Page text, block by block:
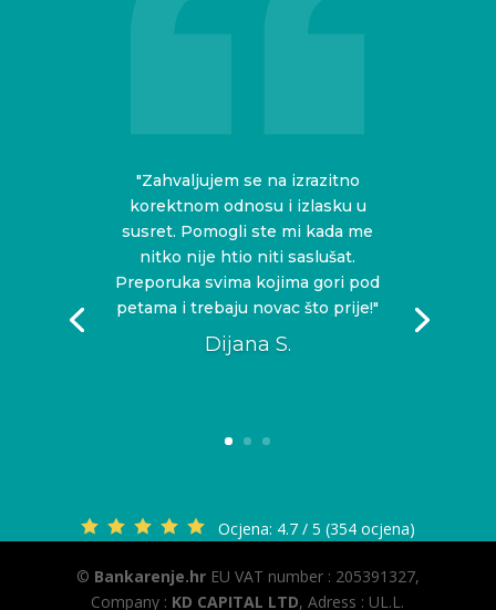
"Zahvaljujem se na izrazitno
korektnom odnosu i izlasku u
susret. Pomogli ste mi kada me
nitko nije htio niti saslušat.
Preporuka svima kojima gori pod
petama i trebaju novac što prije!"
Dijana S.
Ocjena: 4.7 / 5 (354 ocjena)
© Bankarenje.hrEU VAT number : 205391327,
Company : KD CAPITAL LTD, Adress : UL.L.